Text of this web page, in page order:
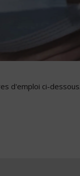
d'emploi ci-dessous.